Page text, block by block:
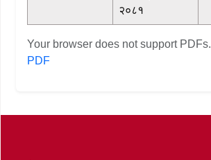
२०८१
Your browser does not support PDFs.
PDF